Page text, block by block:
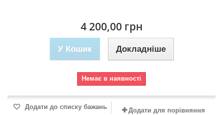
4 200,00 грн
У Кошик Докладніше
Немає в наявності
Додати до списку бажань Додати для порівняння